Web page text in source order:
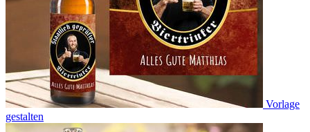
Vorlage
gestalten